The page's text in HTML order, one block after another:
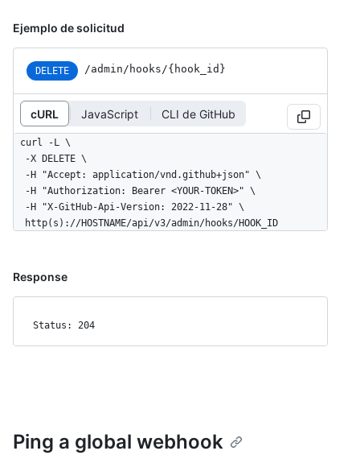
Ejemplo de solicitud
DELETE /admin/hooks/{hook_id}
cURL JavaScript CLI de GitHub
curl -L \
  http(s)://HOSTNAME/api/v3/admin/hooks/HOOK_ID
Response
Status: 204
Ping a global webhook